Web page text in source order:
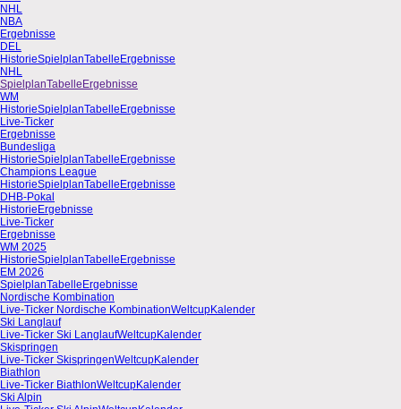
NHL
NBA
Ergebnisse
DEL
HistorieSpielplanTabelle Ergebnisse
NHL
SpielplanTabelle Ergebnisse
WM
HistorieSpielplanTabelle Ergebnisse
Live-Ticker
Ergebnisse
Bundesliga
HistorieSpielplanTabelle Ergebnisse
Champions League
HistorieSpielplanTabelle Ergebnisse
DHB-Pokal
Historie Ergebnisse
Live-Ticker
Ergebnisse
WM 2025
HistorieSpielplanTabelle Ergebnisse
EM 2026
SpielplanTabelle Ergebnisse
Nordische Kombination
Live-Ticker Nordische KombinationWeltcupKalender
Ski Langlauf
Live-Ticker Ski LanglaufWeltcupKalender
Skispringen
Live-Ticker SkispringenWeltcupKalender
Biathlon
Live-Ticker BiathlonWeltcupKalender
Ski Alpin